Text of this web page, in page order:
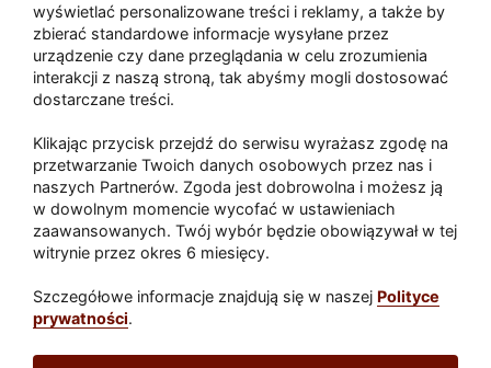
Akcja po pożarze w Gorzowie.
Ruszyła rozbiórka ściany spalonej
Paliwa
Raport Dodaj raport
Sport
Lubuskie24.pl
wyświetlać personalizowane treści i reklamy, a także by
zbierać standardowe informacje wysyłane przez
urządzenie czy dane przeglądania w celu zrozumienia
interakcji z naszą stroną, tak abyśmy mogli dostosować
dostarczane treści.
Klikając przycisk przejdź do serwisu wyrażasz zgodę na
przetwarzanie Twoich danych osobowych przez nas i
naszych Partnerów. Zgoda jest dobrowolna i możesz ją
w dowolnym momencie wycofać w ustawieniach
zaawansowanych. Twój wybór będzie obowiązywał w tej
witrynie przez okres 6 miesięcy.
Szczegółowe informacje znajdują się w naszej Polityce
prywatności.